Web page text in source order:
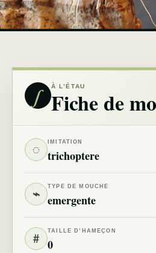
∫ À L’ÉTAU
Fiche de
◌ IMITATION
trichoptere
⌁ TYPE DE MOUCHE
emergente
# TAILLE D’HAMEÇON
0